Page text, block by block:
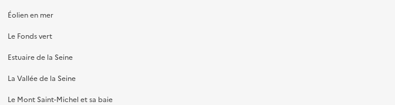
Éolien en mer
Le Fonds vert
Estuaire de la Seine
La Vallée de la Seine
Le Mont Saint-Michel et sa baie